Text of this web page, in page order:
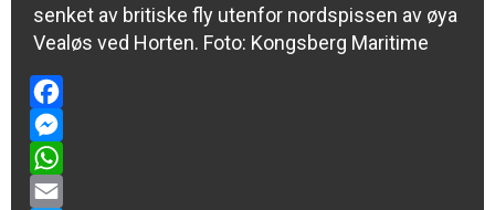
senket av britiske fly utenfor nordspissen av øya
Vealøs ved Horten. Foto: Kongsberg Maritime
Facebook
Messenger
WhatsApp